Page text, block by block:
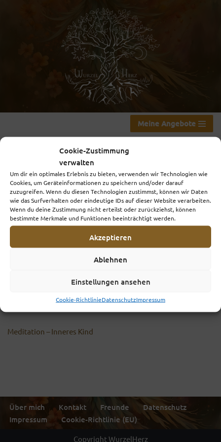
Cookie-Zustimmung
verwalten
Um dir ein optimales Erlebnis zu bieten, verwenden wir Technologien wie
Cookies, um Geräteinformationen zu speichern und/oder darauf
zuzugreifen. Wenn du diesen Technologien zustimmst, können wir Daten
wie das Surfverhalten oder eindeutige IDs auf dieser Website verarbeiten.
Wenn du deine Zustimmung nicht erteilst oder zurückziehst, können
bestimmte Merkmale und Funktionen beeinträchtigt werden.
Akzeptieren
Ablehnen
Einstellungen ansehen
Cookie-RichtlinieDatenschutzImpressum
Meine Angebote
Inneres Kind
Meditation – Inneres Kind
Über mich Kontakt Freunde
Datenschutz
Impressum
Cookie-Richtlinie (EU)
Copyright WurzelHerz